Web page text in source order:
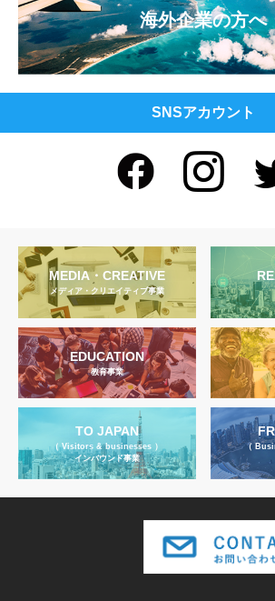
海外企業の方へ
SNSアカウント
MEDIA・CREATIVE
メディア・クリエイティブ事業
EDUCATION
教育事業
TO JAPAN
（ Visitors & businesses ）
インバウンド事業
（